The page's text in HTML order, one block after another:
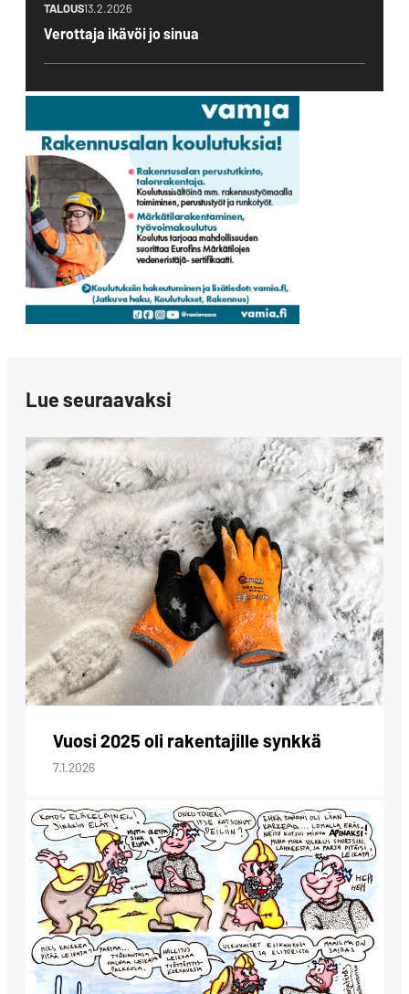
TALOUS13.2.2026
Verottaja ikävöi jo sinua
Lue seuraavaksi
Vuosi 2025 oli rakentajille synkkä
7.1.2026